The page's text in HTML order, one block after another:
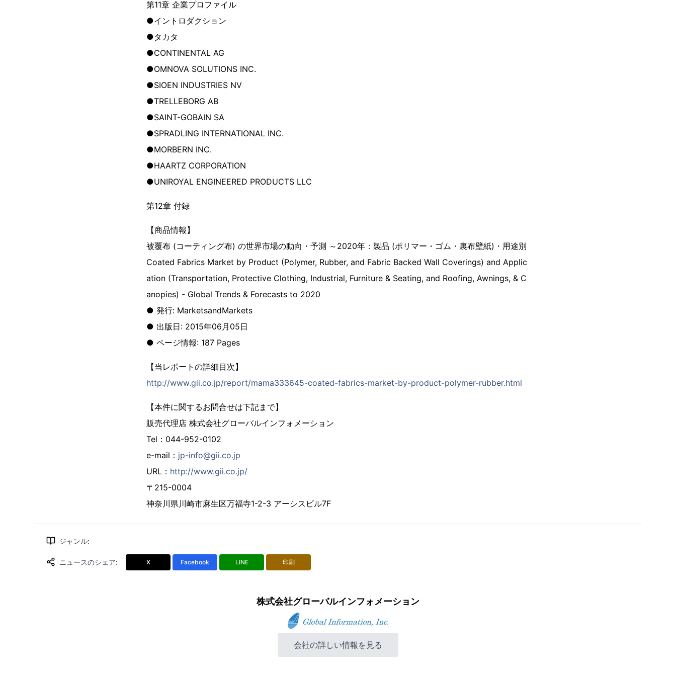
第11章 企業プロファイル
●イントロダクション
●タカタ
●CONTINENTAL AG
●OMNOVA SOLUTIONS INC.
●SIOEN INDUSTRIES NV
●TRELLEBORG AB
●SAINT-GOBAIN SA
●SPRADLING INTERNATIONAL INC.
●MORBERN INC.
●HAARTZ CORPORATION
●UNIROYAL ENGINEERED PRODUCTS LLC
第12章 付録
【商品情報】
被覆布 (コーティング布) の世界市場の動向・予測 ～2020年：製品 (ポリマー・ゴム・裏布壁紙)・用途別
Coated Fabrics Market by Product (Polymer, Rubber, and Fabric Backed Wall Coverings) and Applic
ation (Transportation, Protective Clothing, Industrial, Furniture & Seating, and Roofing, Awnings, & C
anopies) - Global Trends & Forecasts to 2020
● 発行: MarketsandMarkets
● 出版日: 2015年06月05日
● ページ情報: 187 Pages
【当レポートの詳細目次】
http://www.gii.co.jp/report/mama333645-coated-fabrics-market-by-product-polymer-rubber.html
【本件に関するお問合せは下記まで】
販売代理店 株式会社グローバルインフォメーション
Tel：044-952-0102
e-mail： jp-info@gii.co.jp
URL： http://www.gii.co.jp/
〒215-0004
神奈川県川崎市麻生区万福寺1-2-3 アーシスビル7F
ジャンル:
ニュースのシェア: X Facebook LINE 印刷
株式会社グローバルインフォメーション
会社の詳しい情報を見る